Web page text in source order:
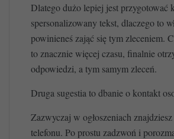
Dlatego dużo lepiej jest przygotować
spersonalizowany tekst, dlaczego to
powinieneś zająć się tym zleceniem.
to znacznie więcej czasu, finalnie
odpowiedzi, a tym samym zleceń.
Druga sugestia to dbanie o kontakt
Zazwyczaj w ogłoszeniach
telefonu. Po prostu zadzwoń i